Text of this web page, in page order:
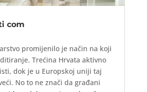
com
promijenilo je način na koji
Trećina Hrvata aktivno
dok je u Europskoj uniji taj
No to ne znači da građani